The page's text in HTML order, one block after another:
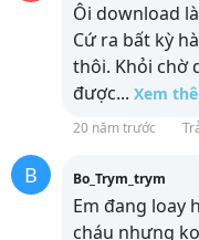
Ôi download
Cứ ra bất kỳ
thôi. Khỏi chờ
được... Xem
20 năm trước
B Bo_Trym_trym
Em đang loay
cháu nhưng